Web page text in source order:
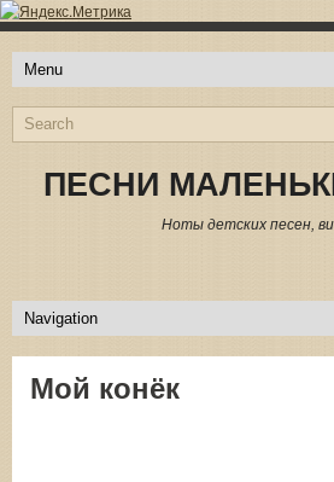
ПЕСНИ
Ноты детских песен,
Мой конёк